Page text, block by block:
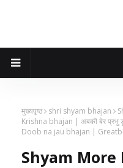
मुख्यपृष्ठ shri shyam bhajan
Krishna bhajan | अबकी बेर
Doob na jau bhajan |
Shyam